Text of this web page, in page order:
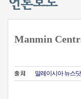
Manmin
말레이시아 뉴스